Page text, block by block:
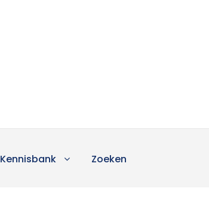
Kennisbank Zoeken